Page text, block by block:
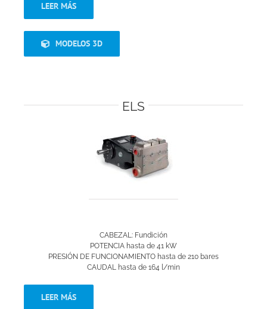
LEER MÁS
MODELOS 3D
ELS
CABEZAL: Fundición
POTENCIA hasta de 41 kW
PRESIÓN DE FUNCIONAMIENTO hasta de 210 bares
CAUDAL hasta de 164 l/min
LEER MÁS